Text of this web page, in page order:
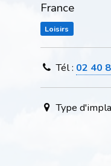
France
Loisirs
Tél : 02 40
Type